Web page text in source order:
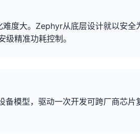
度大。Zephyr从底层设计就以安
精准功耗控制。
模型，驱动一次开发可跨厂商芯